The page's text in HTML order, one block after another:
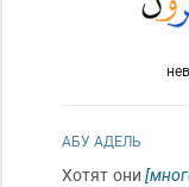
АБУ АДЕЛЬ
Хотят они